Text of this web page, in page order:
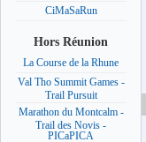
CiMaSaRun
Hors Réunion
La Course de la Rhune
Val Tho Summit Games -
Trail Pursuit
Marathon du Montcalm -
Trail des Novis -
PICaPICA